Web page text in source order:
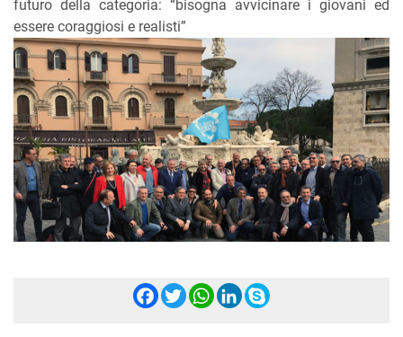
futuro della categoria: “bisogna avvicinare i giovani ed
essere coraggiosi e realisti”
Facebook
Twitter
WhatsApp
LinkedIn
Skype